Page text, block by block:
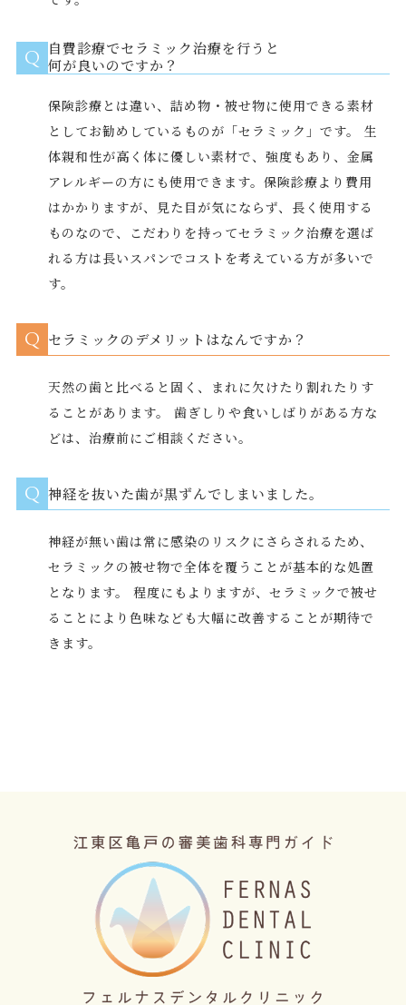
Q 自費診療でセラミック治療を行うと
何が良いのですか？
保険診療とは違い、詰め物・被せ物に使用できる素材
としてお勧めしているものが「セラミック」です。 生
体親和性が高く体に優しい素材で、強度もあり、金属
アレルギーの方にも使用できます。保険診療より費用
はかかりますが、見た目が気にならず、長く使用する
ものなので、こだわりを持ってセラミック治療を選ば
れる方は長いスパンでコストを考えている方が多いで
す。
Q セラミックのデメリットはなんですか？
天然の歯と比べると固く、まれに欠けたり割れたりす
ることがあります。 歯ぎしりや食いしばりがある方な
どは、治療前にご相談ください。
Q 神経を抜いた歯が黒ずんでしまいました。
神経が無い歯は常に感染のリスクにさらされるため、
セラミックの被せ物で全体を覆うことが基本的な処置
となります。 程度にもよりますが、セラミックで被せ
ることにより色味なども大幅に改善することが期待で
きます。